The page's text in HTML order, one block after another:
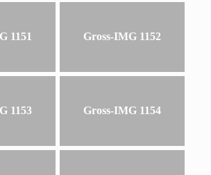
1151 Gross-IMG 1152
1153 Gross-IMG 1154